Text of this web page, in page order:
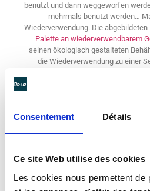
Consentement Détails
Ce site Web utilise des cookies
Les cookies nous permettent de
benutzt und dann weggeworfen
mehrmals benutzt werden…
Wiederverwendung. Die
Palette an wiederverwendbarem
seinen ökologisch gestalteten
die Wiederverwendung zu einer
BECHER